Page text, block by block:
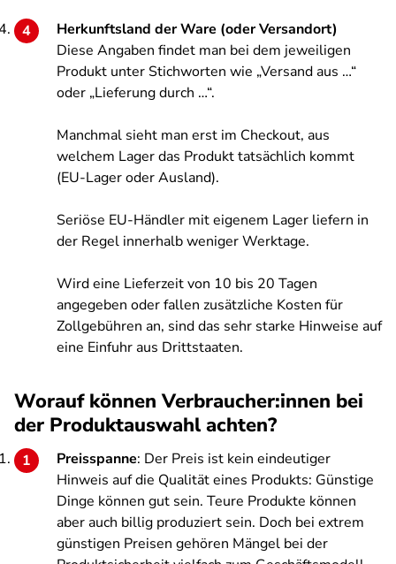
Herkunftsland der Ware (oder Versandort)
Diese Angaben findet man bei dem jeweiligen
Produkt unter Stichworten wie „Versand aus …“
oder „Lieferung durch …“.
Manchmal sieht man erst im Checkout, aus
welchem Lager das Produkt tatsächlich kommt
(EU-Lager oder Ausland).
Seriöse EU-Händler mit eigenem Lager liefern in
der Regel innerhalb weniger Werktage.
Wird eine Lieferzeit von 10 bis 20 Tagen
angegeben oder fallen zusätzliche Kosten für
Zollgebühren an, sind das sehr starke Hinweise auf
eine Einfuhr aus Drittstaaten.
Worauf können Verbraucher:innen bei
der Produktauswahl achten?
Preisspanne: Der Preis ist kein eindeutiger
Hinweis auf die Qualität eines Produkts: Günstige
Dinge können gut sein. Teure Produkte können
aber auch billig produziert sein. Doch bei extrem
günstigen Preisen gehören Mängel bei der